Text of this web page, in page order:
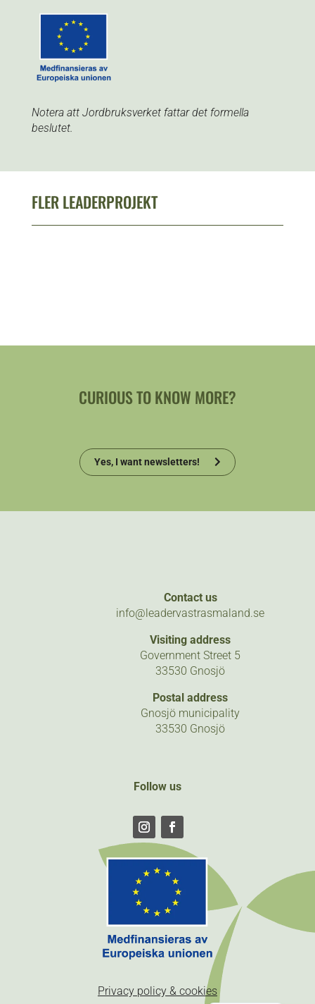
Notera att Jordbruksverket fattar det formella
beslutet.
FLER LEADERPROJEKT
CURIOUS TO KNOW MORE?
Yes, I want newsletters!
Contact us
info@leadervastrasmaland.se
Visiting address
Government Street 5
33530 Gnosjö
Postal address
Gnosjö municipality
33530 Gnosjö
Follow us
FollowFollow
Privacy policy & cookies